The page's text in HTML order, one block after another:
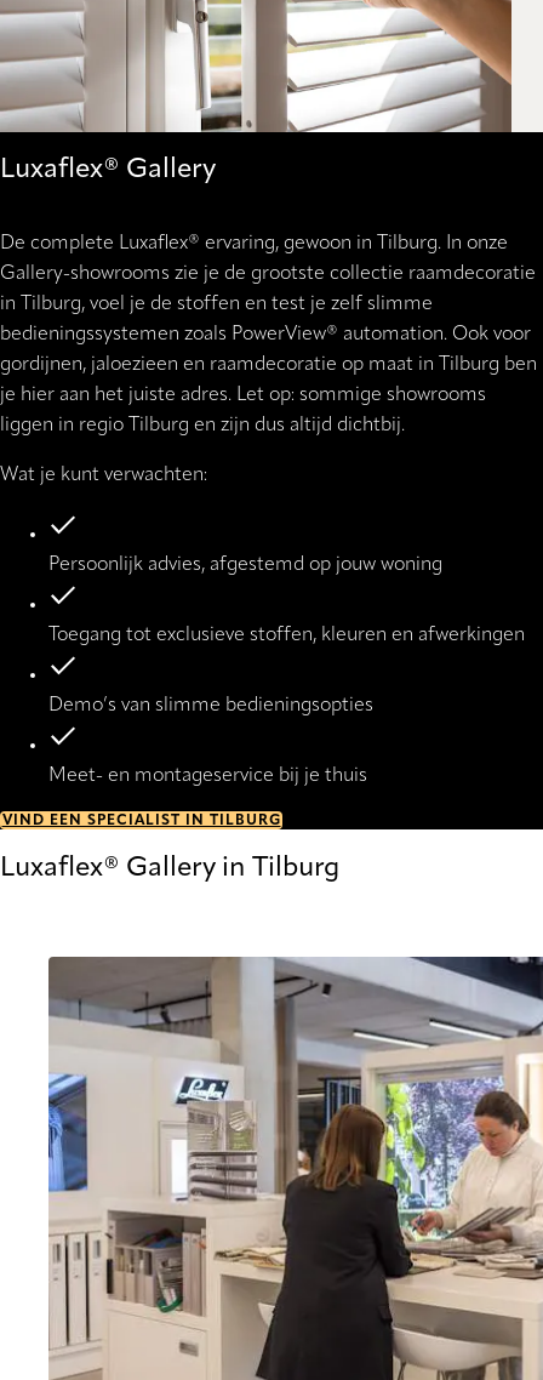
Luxaflex® Gallery
De complete Luxaflex® ervaring, gewoon in Tilburg. In onze
Gallery-showrooms zie je de grootste collectie raamdecoratie
in Tilburg, voel je de stoffen en test je zelf slimme
bedieningssystemen zoals PowerView® automation. Ook voor
gordijnen, jaloezieen en raamdecoratie op maat in Tilburg ben
je hier aan het juiste adres. Let op: sommige showrooms
liggen in regio Tilburg en zijn dus altijd dichtbij.
Wat je kunt verwachten:
Persoonlijk advies, afgestemd op jouw woning
Toegang tot exclusieve stoffen, kleuren en afwerkingen
Demo’s van slimme bedieningsopties
Meet- en montageservice bij je thuis
VIND EEN SPECIALIST IN TILBURG
Luxaflex® Gallery in Tilburg